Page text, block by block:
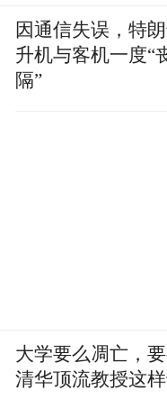
因通信失误，特
升机与客机一度“
隔”
大学要么凋亡，要
清华顶流教授这